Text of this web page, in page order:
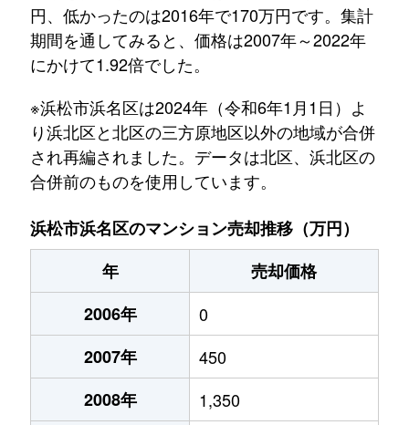
円、低かったのは2016年で170万円です。集計
期間を通してみると、価格は2007年～2022年
にかけて1.92倍でした。
※浜松市浜名区は2024年（令和6年1月1日）よ
り浜北区と北区の三方原地区以外の地域が合併
され再編されました。データは北区、浜北区の
合併前のものを使用しています。
浜松市浜名区のマンション売却推移（万円）
年
売却価格
2006年
0
2007年
450
2008年
1,350